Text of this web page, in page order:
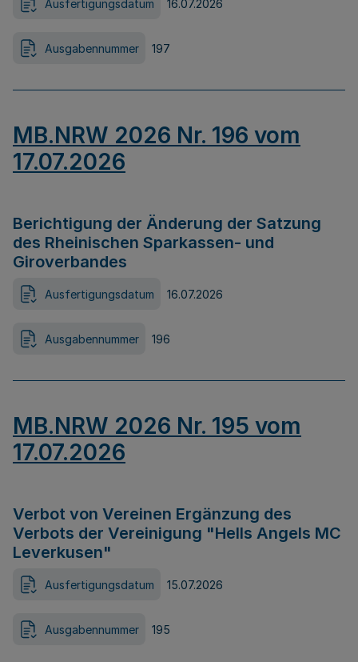
Ausfertigungsdatum 16.07.2026
Ausgabennummer 197
MB.NRW 2026 Nr. 196 vom
17.07.2026
Berichtigung der Änderung der Satzung
des Rheinischen Sparkassen- und
Giroverbandes
Ausfertigungsdatum 16.07.2026
Ausgabennummer 196
MB.NRW 2026 Nr. 195 vom
17.07.2026
Verbot von Vereinen Ergänzung des
Verbots der Vereinigung "Hells Angels MC
Leverkusen"
Ausfertigungsdatum 15.07.2026
Ausgabennummer 195